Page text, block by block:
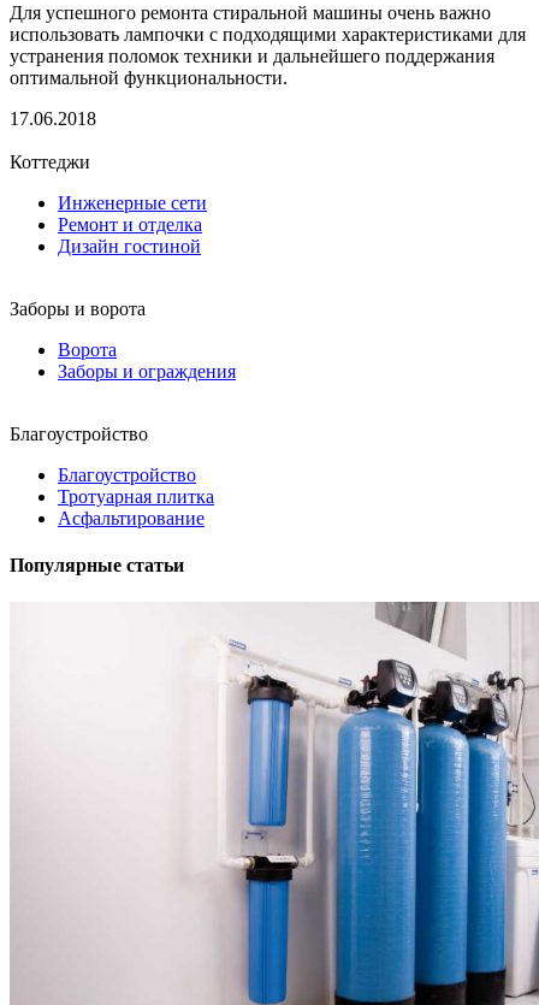
Для успешного ремонта стиральной машины очень важно
использовать лампочки с подходящими характеристиками для
устранения поломок техники и дальнейшего поддержания
оптимальной функциональности.
17.06.2018
Коттеджи
Инженерные сети
Ремонт и отделка
Дизайн гостиной
Заборы и ворота
Ворота
Заборы и ограждения
Благоустройство
Благоустройство
Тротуарная плитка
Асфальтирование
Популярные статьи